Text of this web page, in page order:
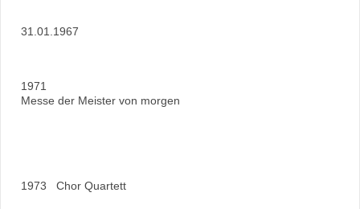
31.01.1967
1971
Messe der Meister von morgen
1973 Chor Quartett